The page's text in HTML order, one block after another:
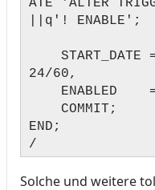
ATE 'ALTER
||q'! ENABLE';
START_DATE
24/60,
ENABLED =>
COMMIT;
END;
/
Solche und weitere